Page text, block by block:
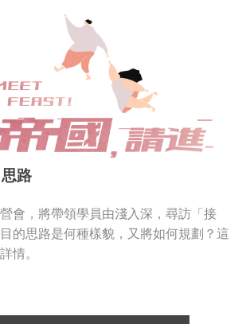
路
會，將帶領學員由淺入深，尋訪「接
的思路是何種樣貌，又將如何規劃？這
情。